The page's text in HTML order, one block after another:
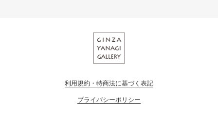
利用規約・特商法に基づく表記
プライバシーポリシー